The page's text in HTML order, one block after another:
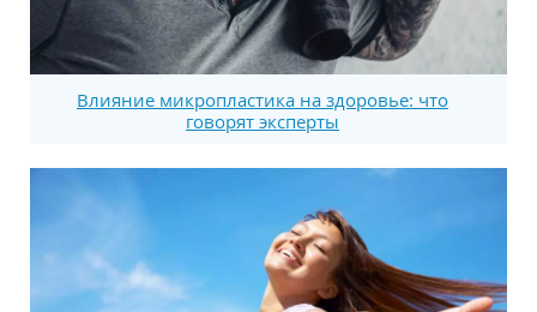
Влияние микропластика на здоровье: что
говорят эксперты